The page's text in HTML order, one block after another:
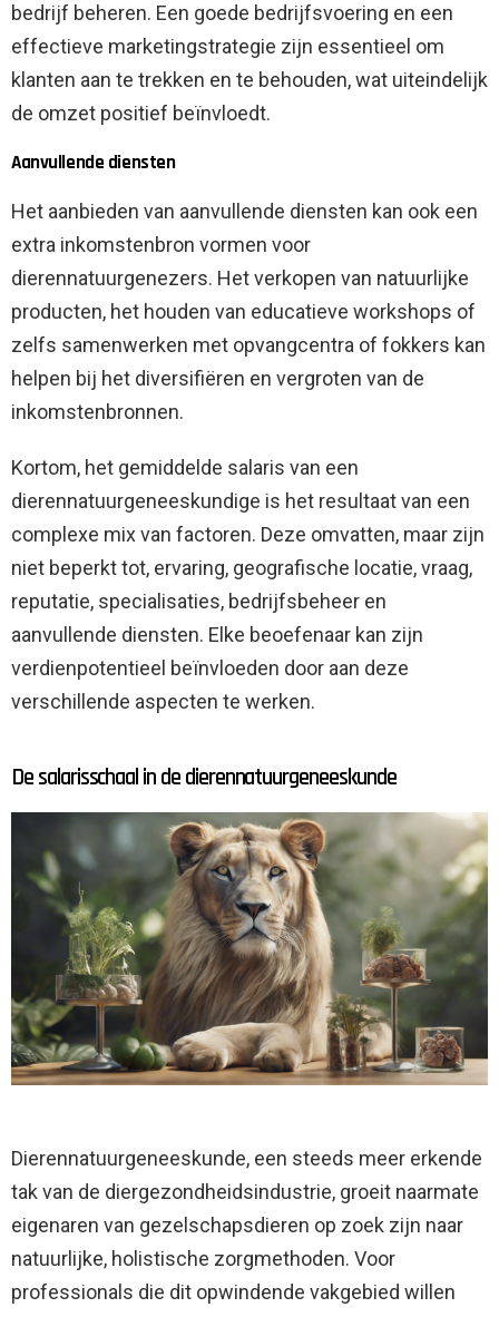
bedrijf beheren. Een goede bedrijfsvoering en een
effectieve marketingstrategie zijn essentieel om
klanten aan te trekken en te behouden, wat uiteindelijk
de omzet positief beïnvloedt.
Aanvullende diensten
Het aanbieden van aanvullende diensten kan ook een
extra inkomstenbron vormen voor
dierennatuurgenezers. Het verkopen van natuurlijke
producten, het houden van educatieve workshops of
zelfs samenwerken met opvangcentra of fokkers kan
helpen bij het diversifiëren en vergroten van de
inkomstenbronnen.
Kortom, het gemiddelde salaris van een
dierennatuurgeneeskundige is het resultaat van een
complexe mix van factoren. Deze omvatten, maar zijn
niet beperkt tot, ervaring, geografische locatie, vraag,
reputatie, specialisaties, bedrijfsbeheer en
aanvullende diensten. Elke beoefenaar kan zijn
verdienpotentieel beïnvloeden door aan deze
verschillende aspecten te werken.
De salarisschaal in de dierennatuurgeneeskunde
Dierennatuurgeneeskunde, een steeds meer erkende
tak van de diergezondheidsindustrie, groeit naarmate
eigenaren van gezelschapsdieren op zoek zijn naar
natuurlijke, holistische zorgmethoden. Voor
professionals die dit opwindende vakgebied willen